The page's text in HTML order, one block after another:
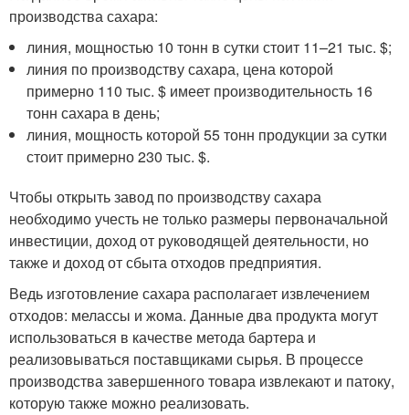
производства сахара:
линия, мощностью 10 тонн в сутки стоит 11–21 тыс. $;
линия по производству сахара, цена которой
примерно 110 тыс. $ имеет производительность 16
тонн сахара в день;
линия, мощность которой 55 тонн продукции за сутки
стоит примерно 230 тыс. $.
Чтобы открыть завод по производству сахара
необходимо учесть не только размеры первоначальной
инвестиции, доход от руководящей деятельности, но
также и доход от сбыта отходов предприятия.
Ведь изготовление сахара располагает извлечением
отходов: мелассы и жома. Данные два продукта могут
использоваться в качестве метода бартера и
реализовываться поставщиками сырья. В процессе
производства завершенного товара извлекают и патоку,
которую также можно реализовать.